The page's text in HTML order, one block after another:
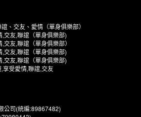
、交友、愛情（單身俱樂部）
交友,聯誼（單身俱樂部)
友,聯誼（單身俱樂部）
交友,聯誼（單身俱樂部)
交友,聯誼（單身俱樂部)
享受愛情,聯誼,交友
公司(統編:89867482)